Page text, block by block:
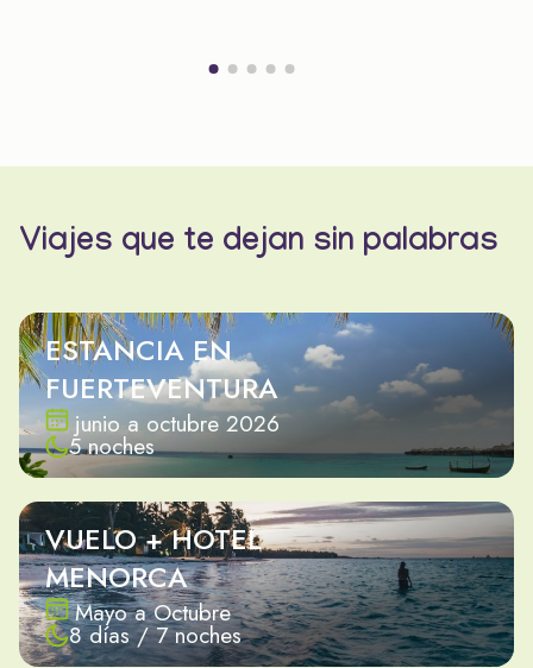
Viajes que te dejan sin palabras
ESTANCIA EN
FUERTEVENTURA
junio a octubre 2026
5 noches
VUELO + HOTEL
MENORCA
Mayo a Octubre
8 días / 7 noches